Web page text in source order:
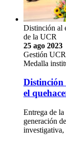
Distinción al
de la UCR
25 ago 2023
Gestión UCR
Medalla
Distinción
el
Entrega de
generación